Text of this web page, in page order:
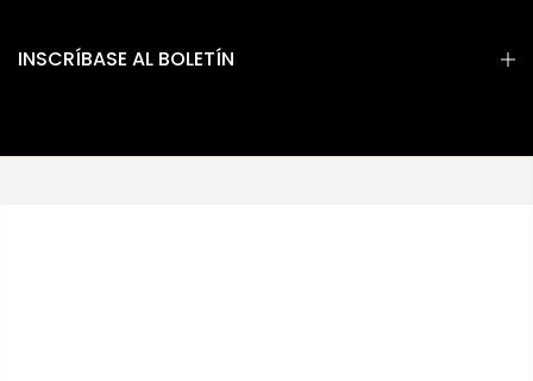
INSCRÍBASE AL BOLETÍN